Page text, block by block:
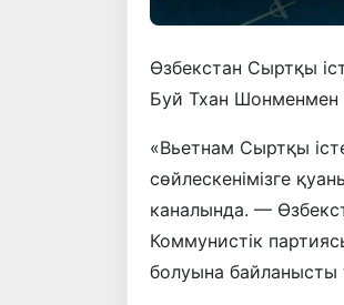
Өзбекстан Сыртқы
Буй Тхан Шонменмен
«Вьетнам Сыртқы
сөйлескенімізге
каналында. —
Коммунистік
болуына байланысты